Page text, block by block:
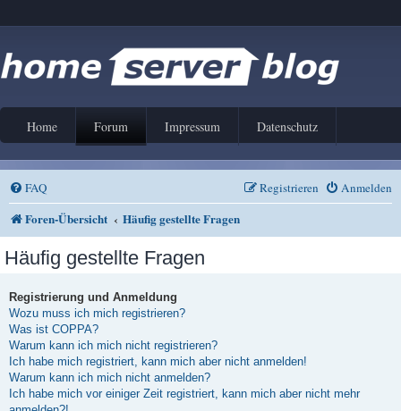
Home Forum Impressum Datenschutz
FAQ Anmelden
Registrieren
Foren-Übersicht Häufig gestellte Fragen
Häufig gestellte Fragen
Registrierung und Anmeldung
Wozu muss ich mich registrieren?
Was ist COPPA?
Warum kann ich mich nicht registrieren?
Ich habe mich registriert, kann mich aber nicht anmelden!
Warum kann ich mich nicht anmelden?
Ich habe mich vor einiger Zeit registriert, kann mich aber nicht mehr